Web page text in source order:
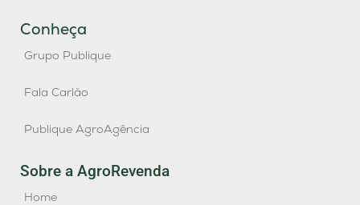
Conheça
Grupo Publique
Fala Carlão
Publique AgroAgência
Sobre a AgroRevenda
Home